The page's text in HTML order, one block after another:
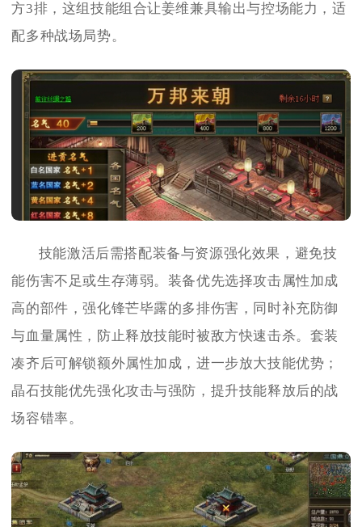
方3排，这组技能组合让姜维兼具输出与控场能力，适
配多种战场局势。
技能激活后需搭配装备与资源强化效果，避免技
能伤害不足或生存薄弱。装备优先选择攻击属性加成
高的部件，强化锋芒毕露的多排伤害，同时补充防御
与血量属性，防止释放技能时被敌方快速击杀。套装
凑齐后可解锁额外属性加成，进一步放大技能优势；
晶石技能优先强化攻击与强防，提升技能释放后的战
场容错率。